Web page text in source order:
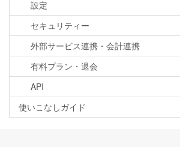
設定
セキュリティー
外部サービス連携・会計連携
有料プラン・退会
API
使いこなしガイド